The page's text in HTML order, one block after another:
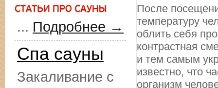
После
температуру
облить себя
контрастная
и тем самым
известно, что
организм
... Подробнее →
Спа сауны
Закаливание с